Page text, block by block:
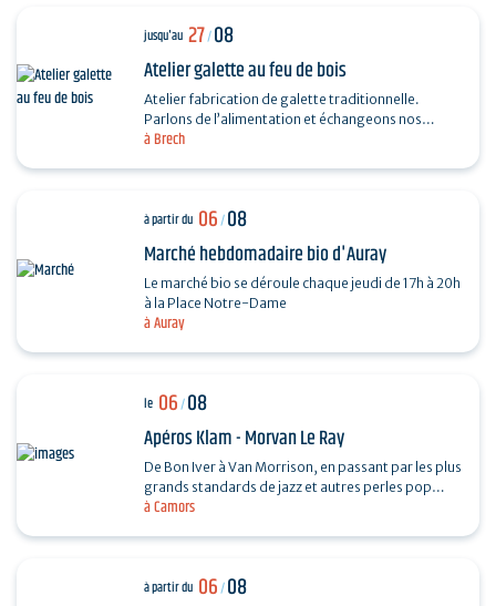
à Brech
jusqu'au 27/08
Atelier galette au feu de bois
Atelier fabrication de galette traditionnelle.
Parlons de l’alimentation et échangeons nos
recettes autour de la galette. Fabrication, cuisson
à Auray
à partir du 06/08
Marché hebdomadaire bio d'Auray
Le marché bio se déroule chaque jeudi de 17h à 20h
à la Place Notre-Dame
à Camors
le 06/08
Apéros Klam - Morvan Le Ray
De Bon Iver à Van Morrison, en passant par les plus
grands standards de jazz et autres perles pop
folk, Mo chante, accompagné de sa guitare et de
à partir du 06/08